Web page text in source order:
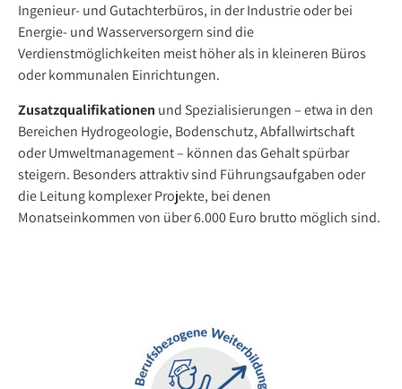
Ingenieur- und Gutachterbüros, in der Industrie oder bei
Energie- und Wasserversorgern sind die
Verdienstmöglichkeiten meist höher als in kleineren Büros
oder kommunalen Einrichtungen.
Zusatzqualifikationen und Spezialisierungen – etwa in den
Bereichen Hydrogeologie, Bodenschutz, Abfallwirtschaft
oder Umweltmanagement – können das Gehalt spürbar
steigern. Besonders attraktiv sind Führungsaufgaben oder
die Leitung komplexer Projekte, bei denen
Monatseinkommen von über 6.000 Euro brutto möglich sind.